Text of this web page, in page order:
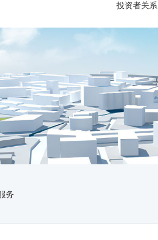
投资者关系
务